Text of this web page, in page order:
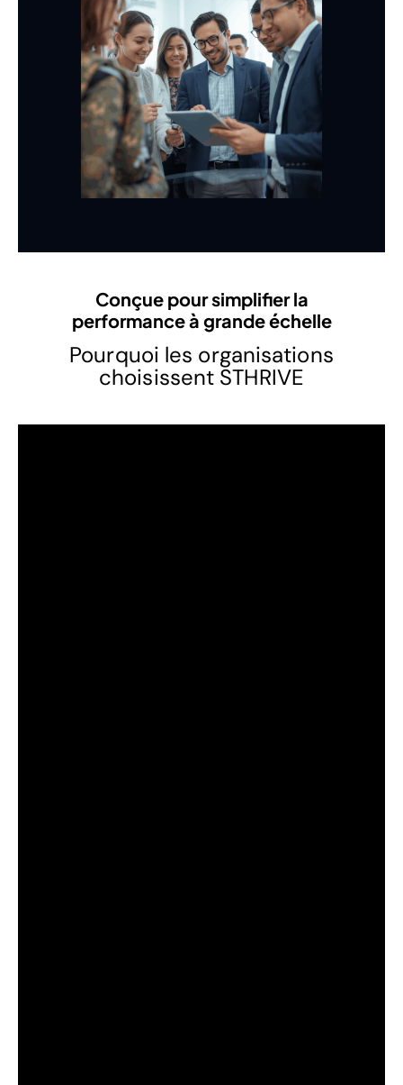
Conçue pour simplifier la
performance à grande échelle
Pourquoi les organisations
choisissent STHRIVE